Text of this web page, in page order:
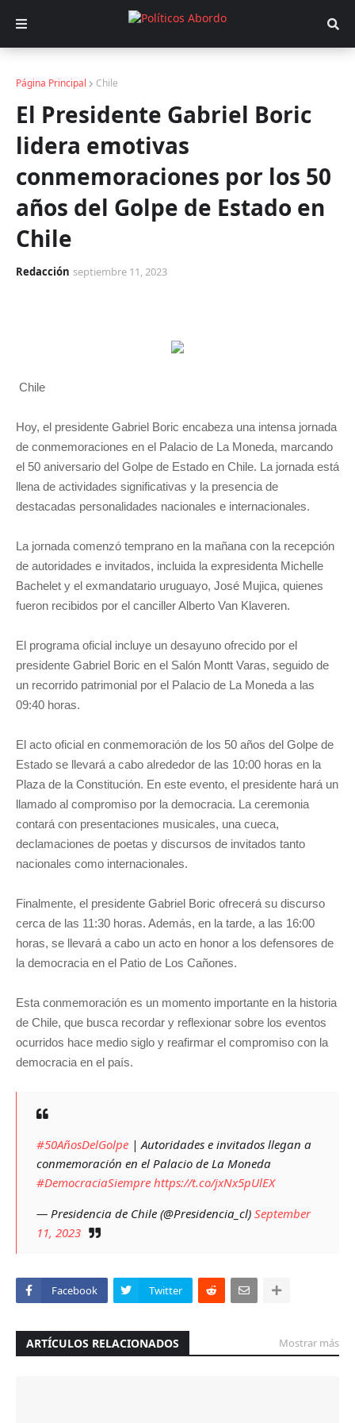
Página Principal Chile
El Presidente Gabriel Boric
lidera emotivas
conmemoraciones por los 50
años del Golpe de Estado en
Chile
Redacción septiembre 11, 2023
Chile
Hoy, el presidente Gabriel Boric encabeza una intensa jornada
de conmemoraciones en el Palacio de La Moneda, marcando
el 50 aniversario del Golpe de Estado en Chile. La jornada está
llena de actividades significativas y la presencia de
destacadas personalidades nacionales e internacionales.
La jornada comenzó temprano en la mañana con la recepción
de autoridades e invitados, incluida la expresidenta Michelle
Bachelet y el exmandatario uruguayo, José Mujica, quienes
fueron recibidos por el canciller Alberto Van Klaveren.
El programa oficial incluye un desayuno ofrecido por el
presidente Gabriel Boric en el Salón Montt Varas, seguido de
un recorrido patrimonial por el Palacio de La Moneda a las
09:40 horas.
El acto oficial en conmemoración de los 50 años del Golpe de
Estado se llevará a cabo alrededor de las 10:00 horas en la
Plaza de la Constitución. En este evento, el presidente hará un
llamado al compromiso por la democracia. La ceremonia
contará con presentaciones musicales, una cueca,
declamaciones de poetas y discursos de invitados tanto
nacionales como internacionales.
Finalmente, el presidente Gabriel Boric ofrecerá su discurso
cerca de las 11:30 horas. Además, en la tarde, a las 16:00
horas, se llevará a cabo un acto en honor a los defensores de
la democracia en el Patio de Los Cañones.
Esta conmemoración es un momento importante en la historia
de Chile, que busca recordar y reflexionar sobre los eventos
ocurridos hace medio siglo y reafirmar el compromiso con la
democracia en el país.
#50AñosDelGolpe | Autoridades e invitados llegan a
conmemoración en el Palacio de La Moneda
#DemocraciaSiempre https://t.co/jxNx5pUlEX
— Presidencia de Chile (@Presidencia_cl) September
11, 2023
Facebook Twitter
ARTÍCULOS RELACIONADOS Mostrar más